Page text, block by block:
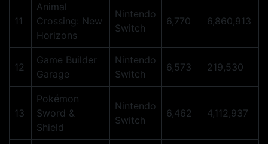
11
Animal
Crossing: New
Horizons
Nintendo
Switch
6,770 6,860,913
12
Game Builder
Garage
Nintendo
Switch
6,573 219,530
13
Pokémon
Sword &
Shield
Nintendo
Switch
6,462 4,112,937